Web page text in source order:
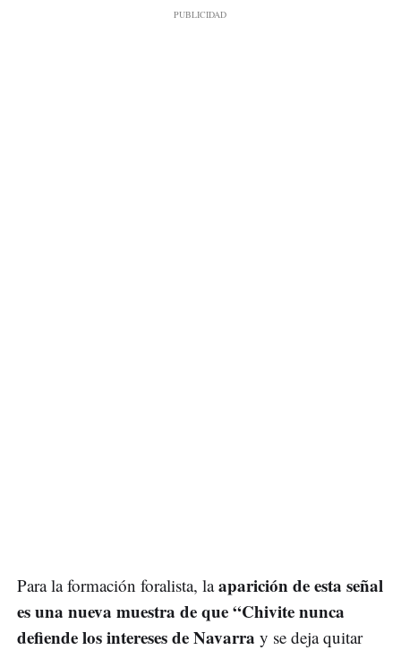
Para la formación foralista, laaparición de esta señal
es una nueva muestra de que “Chivite nunca
defiende los intereses de Navarra y se deja quitar